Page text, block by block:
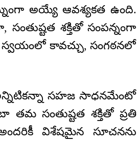
అయ్యే ఆవశ్యకత ఉంది.
సంతుష్టత శక్తితో సంపన్నంగా
స్వయంలో కావచ్చు, సంగఠనలో
అన్నిటికన్నా సహజ సాధనమేంటో
సంతుష్టత శక్తితో ప్రతి
విశేషమైన సూచనను